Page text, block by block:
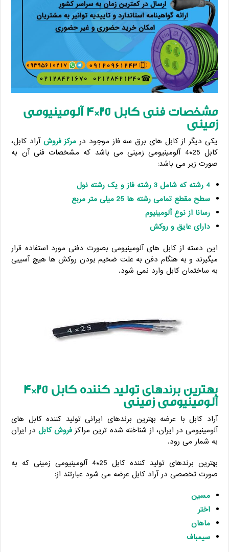
مشخصات فنی کابل 25*4 آلومینیومی
زمینی
یکی دیگر از کابل های برق سه فاز موجود در مرکز فروش آراد کابل،
کابل 25*4 آلومینیومی زمینی می باشد که مشخصات فنی آن به
صورت زیر می باشد:
4 رشته که شامل 3 رشته فاز و یک رشته نول
سطح مقطع تمامی رشته ها 25 میلی متر مربع
رسانا از نوع آلومینیوم
دارای عایق و روکش
این دسته از کابل های آلومینیومی بصورت دفنی مورد استفاده قرار
میگیرند و به هنگام دفن به علت ضخیم بودن روکش ها هیچ آسیبی
به ساختمان کابل وارد نمی شود.
بهترین برندهای تولید کننده کابل 25*4
آلومینیومی زمینی
آراد کابل با عرضه بهترین برندهای ایرانی تولید کننده کابل های
آلومینیومی در ایران، از شناخته شده ترین مراکز فروش کابلدر ایران
به شمار می رود.
بهترین برندهای تولید کننده کابل 25*4 آلومینیومی زمینی که به
صورت تخصصی در آراد کابل عرضه می شود عبارتند از:
مسین
اختر
ماهان
سیمباف